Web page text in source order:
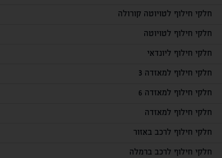
חלקי חילוף לטויוטה קורולה
חלקי חילוף לטויוטה
חלקי חילוף ליונדאי
חלקי חילוף למאזדה 3
חלקי חילוף למאזדה 6
חלקי חילוף למאזדה
חלקי חילוף לרכב באזור
חלקי חילוף לרכב ברמלה